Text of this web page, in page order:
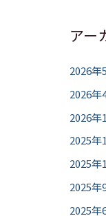
アー
2026年
2026年
2026年
2025年
2025年
2025年
2025年